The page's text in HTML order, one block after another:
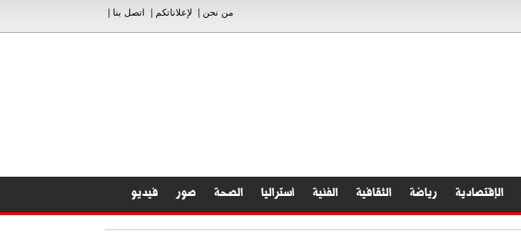
من نحن لإعلاناتكم اتصل بنا
الإقتصادية رياضة الثقافية الفنية أستراليا الصحة صور فيديو